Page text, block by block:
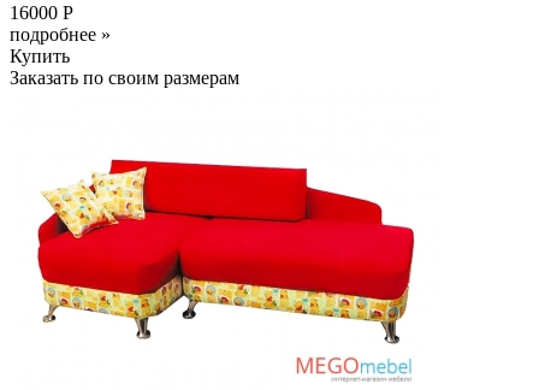
16000 Р
подробнее »
Купить
Заказать по своим размерам